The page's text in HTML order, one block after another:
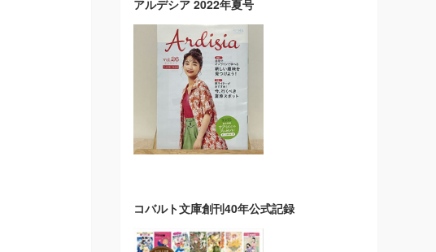
アルデシア 2022年夏号
コバルト文庫創刊40年公式記録